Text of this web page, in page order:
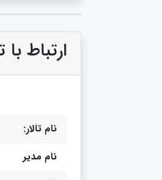
ارتباط
نام تالار:
نام مدیر